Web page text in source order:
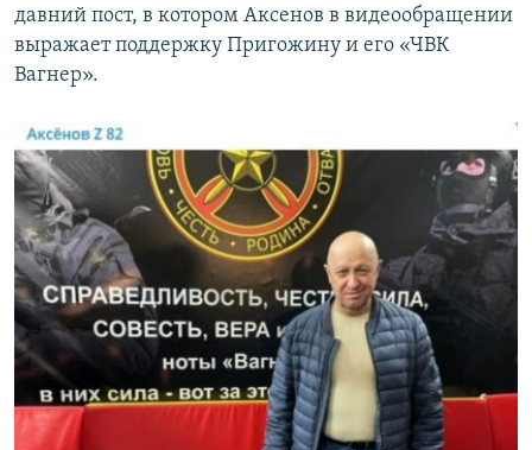
давний пост, в котором Аксенов в видеообращении
выражает поддержку Пригожину и его «ЧВК
Вагнер».